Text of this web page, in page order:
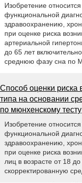
Изобретение
функциональной
здравоохранению,
при оценке риска
артериальной
до 65 лет
среднюю фазу сна по
Способ оценки риска
типа на основании
по мюнхенскому тесту
Изобретение
функциональной
здравоохранению,
при оценке риска
лиц в возрасте от 18
скорректированную